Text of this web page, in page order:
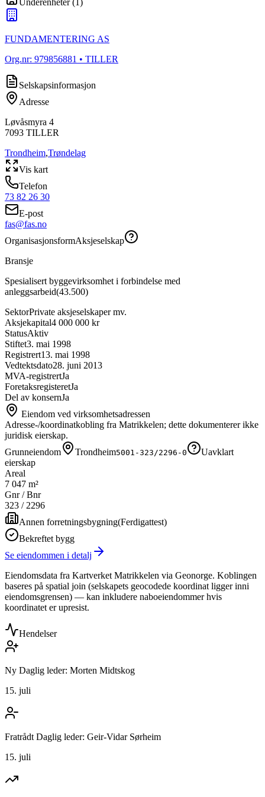
Underenheter(1)
FUNDAMENTERING AS
Org.nr: 979856881 • TILLER
Selskapsinformasjon
Adresse
Løvåsmyra 4
7093 TILLER
Trondheim,Trøndelag
Vis kart
Telefon
73 82 26 30
E-post
fas@fas.no
OrganisasjonsformAksjeselskap
Bransje
Spesialisert byggevirksomhet i forbindelse med
anleggsarbeid(43.500)
SektorPrivate aksjeselskaper mv.
Aksjekapital4 000 000 kr
StatusAktiv
Stiftet3. mai 1998
Registrert13. mai 1998
Vedtektsdato28. juni 2013
MVA-registrertJa
ForetaksregisteretJa
Del av konsernJa
Eiendom ved virksomhetsadressen
Adresse-/koordinatkobling fra Matrikkelen; dette dokumenterer ikke
juridisk eierskap.
Grunneiendom
Trondheim5001-323/2296-0
Uavklart
eierskap
Areal
7 047 m²
Gnr / Bnr
323 /2296
Annen forretningsbygning(Ferdigattest)
Bekreftet bygg
Se eiendommen i detalj
Eiendomsdata fra Kartverket Matrikkelen via Geonorge. Koblingen
baseres på spatial join (selskapets geocodede koordinat ligger inni
eiendomsgrensen) — kan inkludere naboeiendommer hvis
koordinatet er upresist.
Hendelser
Ny Daglig leder: Morten Midtskog
15. juli
Fratrådt Daglig leder: Geir-Vidar Sørheim
15. juli